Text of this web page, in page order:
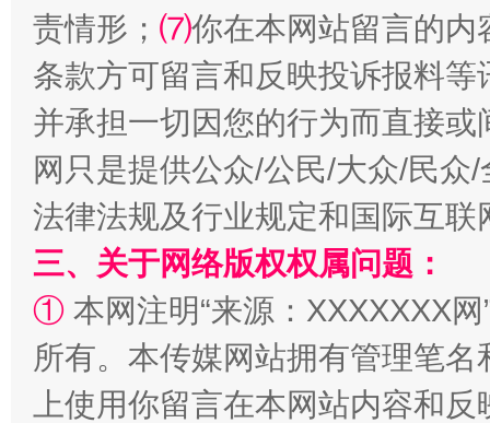
规模最大的光氢储一体化项目
责情形； ⑺你在本网站留言的内
条款方可留言和反映投诉报料
并承担一切因您的行为而直接
网只是提供公众/公民/大众/民
法律法规及行业规定和国际互
三、关于网络版权权属问题：
① 本网注明“来源：XXXXXXX
所有。本传媒网站拥有管理笔
上使用你留言在本网站内容和